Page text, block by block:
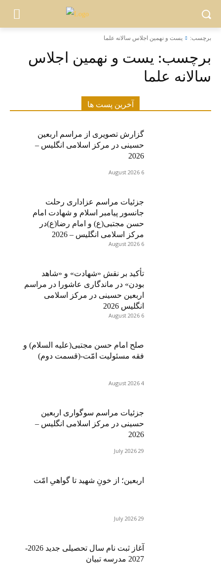
برچسب: يست و نهمين اجلاس سالانه علما
برچسب: يست و نهمين اجلاس
سالانه علما
آخرین پست ها
گزارش تصویری از مراسم اربعین
حسینی در مرکز اسلامی انگلیس –
2026
6 August 2026
جزئیات مراسم عزاداری رحلت
جانسور پیامبر اسلام و شهادت امام
حسن مجتبی(ع) و امام رضا(ع)در
مرکز اسلامی انگلیس – 2026
6 August 2026
تأکید بر نقش «شهادت» و «شاهد
بودن» در ماندگاری عاشورا در مراسم
اربعین حسینی در مرکز اسلامی
انگلیس 2026
6 August 2026
صلح امام حسن مجتبی(علیه السلام) و
فقه مسئولیت امّت-(قسمت دوم)
4 August 2026
جزئیات مراسم سوگواری اربعین
حسینی در مرکز اسلامی انگلیس –
2026
29 July 2026
اربعین؛ از خونِ شهید تا گواهیِ امّت
29 July 2026
آغاز ثبت نام سال تحصیلی جدید 2026-
2027 مدرسه تبیان